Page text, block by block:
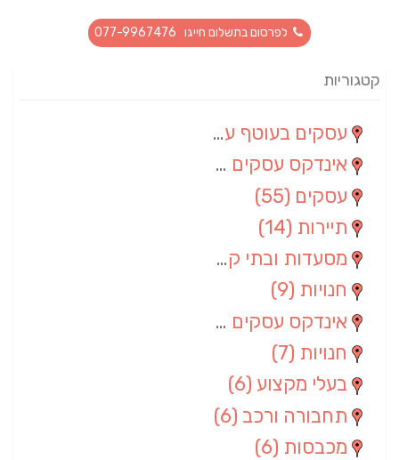
לפרסום בתשלום חייגו 077-9967476
קטגוריות
עסקים בעוטף עזה
אינדקס עסקים מרחבי
עסקים (55)
תיירות (14)
מסעדות ובתי קפה
חנויות (9)
אינדקס עסקים ארצי
חנויות (7)
בעלי מקצוע (6)
תחבורה ורכב (6)
מכבסות (6)